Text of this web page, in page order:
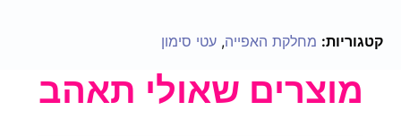
קטגוריות: מחלקת האפייה, עטי סימון
מוצרים שאולי תאהב